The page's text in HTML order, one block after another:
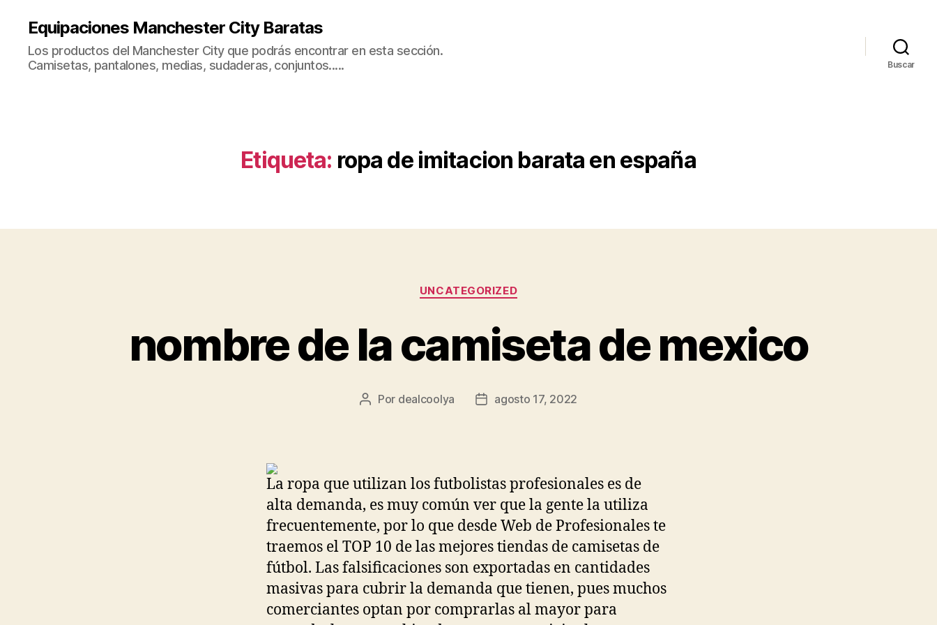
Equipaciones Manchester City Baratas
Los productos del Manchester City que podrás encontrar en esta sección.
Camisetas, pantalones, medias, sudaderas, conjuntos.....
Buscar
Etiqueta: ropa de imitacion barata en españa
Categorías
UNCATEGORIZED
nombre de la camiseta de mexico
Autor
Por dealcoolya
Fechaagosto 17, 2022
La ropa que utilizan los futbolistas profesionales es de
alta demanda, es muy común ver que la gente la utiliza
frecuentemente, por lo que desde Web de Profesionales te
traemos el TOP 10 de las mejores tiendas de camisetas de
fútbol. Las falsificaciones son exportadas en cantidades
masivas para cubrir la demanda que tienen, pues muchos
comerciantes optan por comprarlas al mayor para